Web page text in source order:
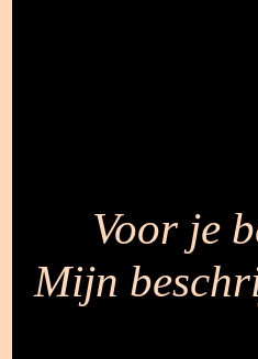
Voor je
Mijn